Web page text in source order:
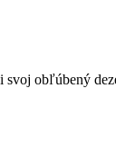
obľúbený